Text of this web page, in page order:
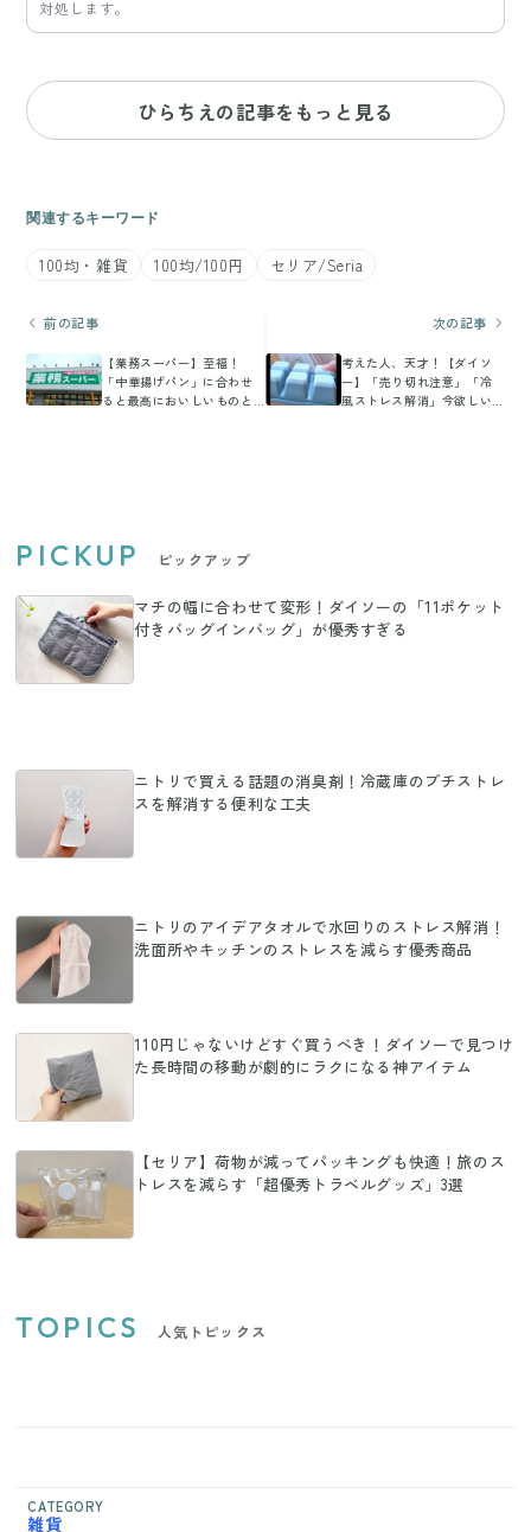
対処します。
ひらちえの記事をもっと見る
関連するキーワード
100均・雑貨 100均/100円 セリア/Seria
前の記事
【業務スーパー】至福！
「中華揚げパン」に合わせ
ると最高においしいものと
次の記事
考えた人、天才！【ダイソ
ー】「売り切れ注意」「冷
風ストレス解消」今欲しい3
PICKUP ピックアップ
マチの幅に合わせて変形！ダイソーの「11ポケット
付きバッグインバッグ」が優秀すぎる
ニトリで買える話題の消臭剤！冷蔵庫のプチストレ
スを解消する便利な工夫
ニトリのアイデアタオルで水回りのストレス解消！
洗面所やキッチンのストレスを減らす優秀商品
110円じゃないけどすぐ買うべき！ダイソーで見つけ
た長時間の移動が劇的にラクになる神アイテム
【セリア】荷物が減ってパッキングも快適！旅のス
トレスを減らす「超優秀トラベルグッズ」3選
TOPICS 人気トピックス
CATEGORY
雑貨